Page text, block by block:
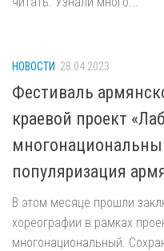
НОВОСТИ 28.04.2023
Фестиваль
краевой проект
популяризация
В этом месяце прошли
хореографии в рамках
многонациональный.